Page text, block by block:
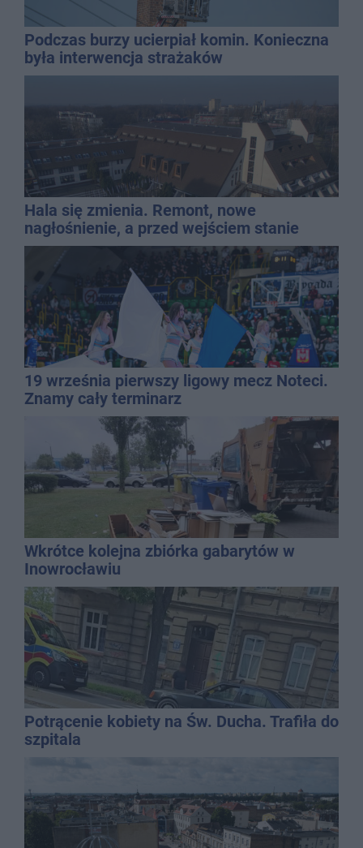
Podczas burzy ucierpiał komin. Konieczna
była interwencja strażaków
Hala się zmienia. Remont, nowe
nagłośnienie, a przed wejściem stanie
QEMETICA ARENA
19 września pierwszy ligowy mecz Noteci.
Znamy cały terminarz
Wkrótce kolejna zbiórka gabarytów w
Inowrocławiu
Potrącenie kobiety na Św. Ducha. Trafiła do
szpitala